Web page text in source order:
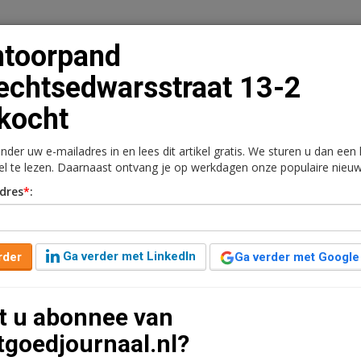
Vacaturebank
Kantoren Retail Logistiek Juridisch | Fiscaal
13-2
13-2 in Amsterdam verkocht
bestaat uit 371 m2 kantoor-/studioruimte
13-2
uw e-mailadres in en lees dit artikel gratis. We sturen u dan een
te lezen. Daarnaast ontvang je op werkdagen onze populaire
*:
Ga verder met LinkedIn Ga verder met Google
u abonnee van